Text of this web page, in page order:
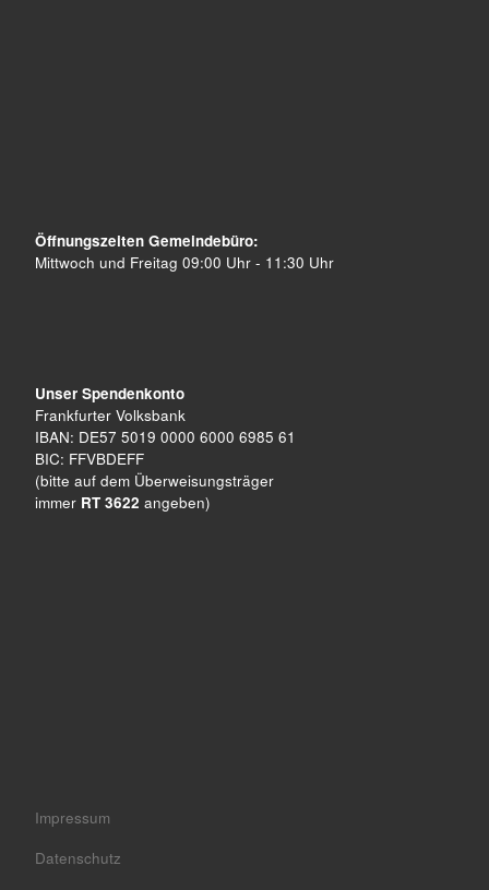
Öffnungszeiten Gemeindebüro:
Mittwoch und Freitag 09:00 Uhr - 11:30 Uhr
Unser Spendenkonto
Frankfurter Volksbank
IBAN: DE57 5019 0000 6000 6985 61
BIC: FFVBDEFF
(bitte auf dem Überweisungsträger
immer RT 3622 angeben)
Impressum
Datenschutz